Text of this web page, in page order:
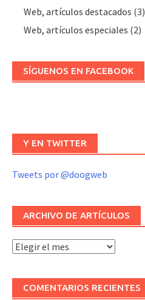
Web, artículos destacados (3)
Web, artículos especiales (2)
SÍGUENOS EN FACEBOOK
Y EN TWITTER
Tweets por @doogweb
ARCHIVO DE ARTÍCULOS
Archivo
COMENTARIOS RECIENTES